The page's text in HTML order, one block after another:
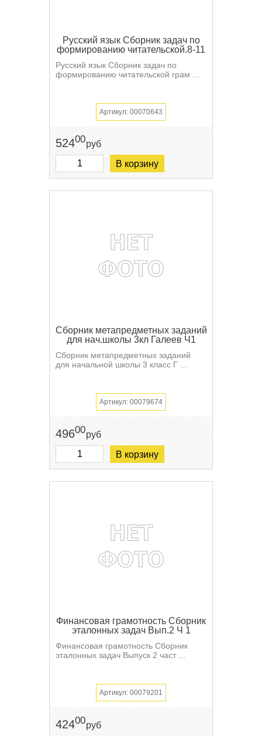
Русский язык Сборник задач по
формированию читательской.8-11
Русский язык Сборник задач по
формированию читательской грам ...
Артикул: 00070643
52400руб
В корзину
Сборник метапредметных заданий
для нач.школы 3кл Галеев Ч1
Сборник метапредметных заданий
для начальной школы 3 класс Г ...
Артикул: 00079674
49600руб
В корзину
Финансовая грамотность Сборник
эталонных задач Вып.2 Ч 1
Финансовая грамотность Сборник
эталонных задач Выпуск 2 част ...
Артикул: 00079201
42400руб